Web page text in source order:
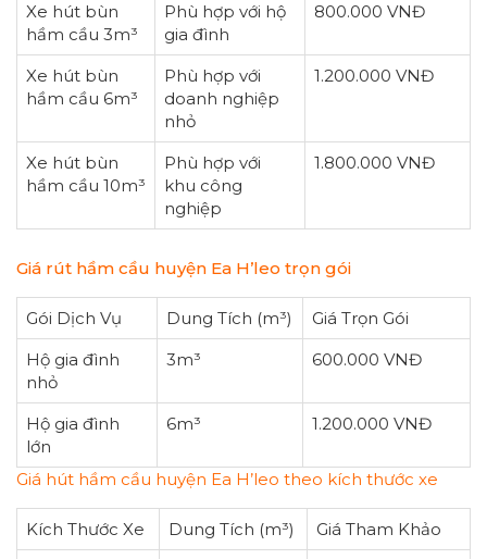
Xe hút bùn
hầm cầu 3m³
Phù hợp với hộ
gia đình
800.000 VNĐ
Xe hút bùn
hầm cầu 6m³
Phù hợp với
doanh nghiệp
nhỏ
1.200.000 VNĐ
Xe hút bùn
hầm cầu 10m³
Phù hợp với
khu công
nghiệp
1.800.000 VNĐ
Giá rút hầm cầu huyện Ea H’leo trọn gói
Gói Dịch Vụ Dung Tích (m³)
Giá Trọn Gói
Hộ gia đình
nhỏ
3m³ 600.000 VNĐ
Hộ gia đình
lớn
6m³ 1.200.000 VNĐ
Giá hút hầm cầu huyện Ea H’leo theo kích thước xe
Kích Thước Xe Dung Tích (m³)
Giá Tham Khảo